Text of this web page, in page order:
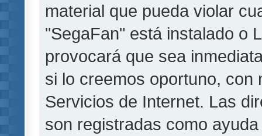
material que pueda violar
"SegaFan" está instalado o
provocará que sea
si lo creemos oportuno, con
Servicios de Internet. Las
son registradas como